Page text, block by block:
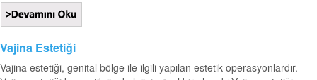
Vajina Estetiği
Vajina estetiği, genital bölge ile ilgili yapılan estetik operasyonlardır.